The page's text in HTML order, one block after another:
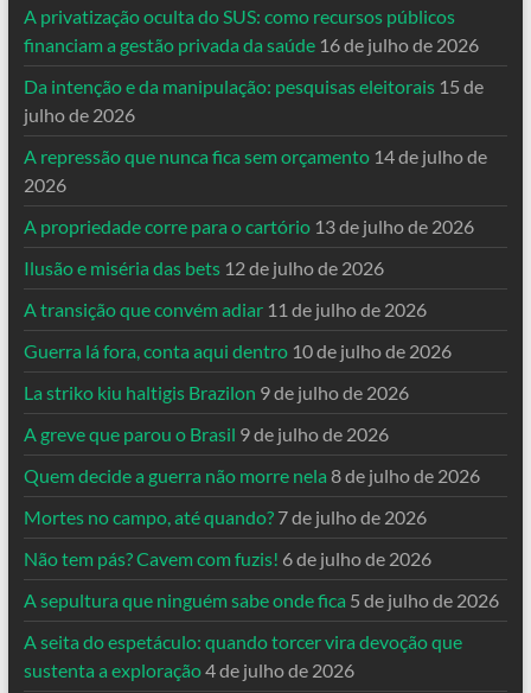
A privatização oculta do SUS: como recursos públicos
financiam a gestão privada da saúde 16 de julho de 2026
Da intenção e da manipulação: pesquisas eleitorais 15 de
julho de 2026
A repressão que nunca fica sem orçamento 14 de julho de
2026
A propriedade corre para o cartório 13 de julho de 2026
Ilusão e miséria das bets 12 de julho de 2026
A transição que convém adiar 11 de julho de 2026
Guerra lá fora, conta aqui dentro 10 de julho de 2026
La striko kiu haltigis Brazilon 9 de julho de 2026
A greve que parou o Brasil 9 de julho de 2026
Quem decide a guerra não morre nela 8 de julho de 2026
Mortes no campo, até quando? 7 de julho de 2026
Não tem pás? Cavem com fuzis! 6 de julho de 2026
A sepultura que ninguém sabe onde fica 5 de julho de 2026
A seita do espetáculo: quando torcer vira devoção que
sustenta a exploração4 de julho de 2026